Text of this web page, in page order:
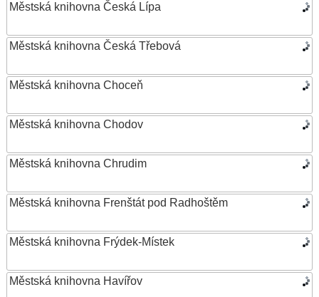
Městská knihovna Česká Lípa
Městská knihovna Česká Třebová
Městská knihovna Choceň
Městská knihovna Chodov
Městská knihovna Chrudim
Městská knihovna Frenštát pod Radhoštěm
Městská knihovna Frýdek-Místek
Městská knihovna Havířov